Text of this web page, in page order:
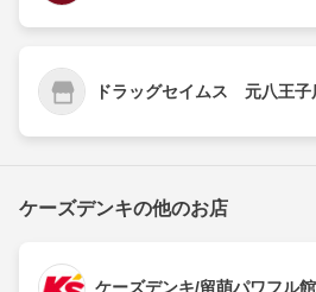
ドラッグセイムス 元八王子
ケーズデンキの他のお店
ケーズデンキ/留萌パワフル館